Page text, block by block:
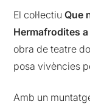
El col·lectiuQue
Hermafrodites a
obra de teatre
posa vivències
Amb un